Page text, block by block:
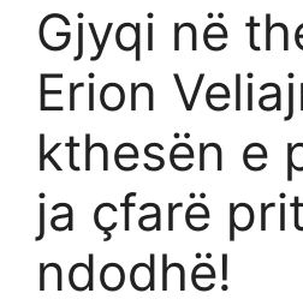
Gjyqi në
Erion
kthesën e
ja çfarë
ndodhë!